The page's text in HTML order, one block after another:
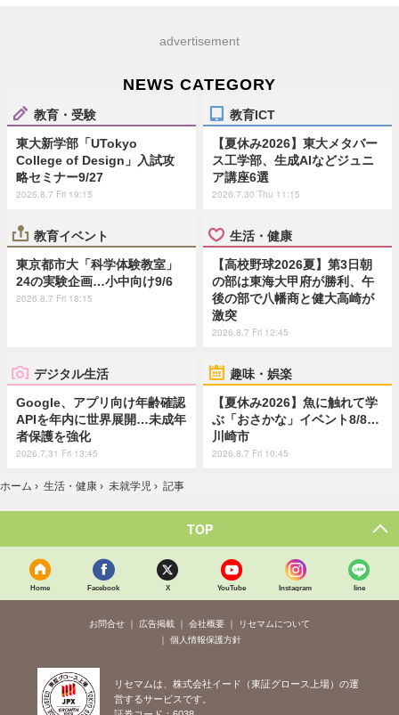
advertisement
NEWS CATEGORY
教育・受験
東大新学部「UTokyo
College of Design」入試攻
略セミナー9/27
2026.8.7 Fri 19:15
教育ICT
【夏休み2026】東大メタバー
ス工学部、生成AIなどジュニ
ア講座6選
2026.7.30 Thu 11:15
教育イベント
東京都市大「科学体験教室」
24の実験企画…小中向け9/6
2026.8.7 Fri 18:15
生活・健康
【高校野球2026夏】第3日朝
の部は東海大甲府が勝利、午
後の部で八幡商と健大高崎が
激突
2026.8.7 Fri 12:45
デジタル生活
Google、アプリ向け年齢確認
APIを年内に世界展開…未成年
者保護を強化
2026.7.31 Fri 13:45
趣味・娯楽
【夏休み2026】魚に触れて学
ぶ「おさかな」イベント8/8…
川崎市
2026.8.7 Fri 10:45
ホーム › 生活・健康 › 未就学児 › 記事
TOP
Home Facebook X YouTube Instagram line
お問合せ 広告掲載 会社概要
リセマムについて
個人情報保護方針
リセマムは、株式会社イード（東証グロース上場）の運
営するサービスです。